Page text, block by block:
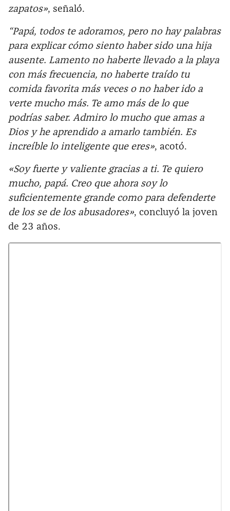
zapatos», señaló.
“Papá, todos te adoramos, pero no hay palabras
para explicar cómo siento haber sido una hija
ausente. Lamento no haberte llevado a la playa
con más frecuencia, no haberte traído tu
comida favorita más veces o no haber ido a
verte mucho más. Te amo más de lo que
podrías saber. Admiro lo mucho que amas a
Dios y he aprendido a amarlo también. Es
increíble lo inteligente que eres», acotó.
«Soy fuerte y valiente gracias a ti. Te quiero
mucho, papá. Creo que ahora soy lo
suficientemente grande como para defenderte
de los se de los abusadores», concluyó la joven
de 23 años.